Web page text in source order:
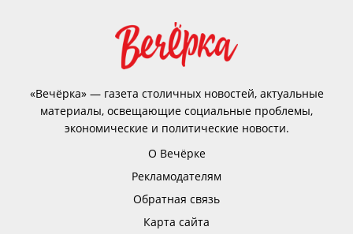
«Вечёрка» — газета столичных новостей, актуальные
материалы, освещающие социальные проблемы,
экономические и политические новости.
О Вечёрке
Рекламодателям
Обратная связь
Карта сайта